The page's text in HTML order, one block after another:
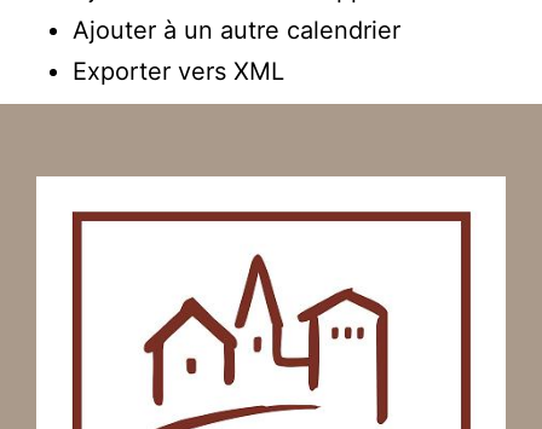
Ajouter à un autre calendrier
Exporter vers XML